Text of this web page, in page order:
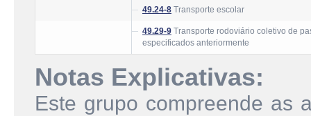
49.24-8 Transporte escolar
49.29-9 Transporte rodoviário coletivo de
especificados anteriormente
Notas Explicativas:
Este grupo compreende as